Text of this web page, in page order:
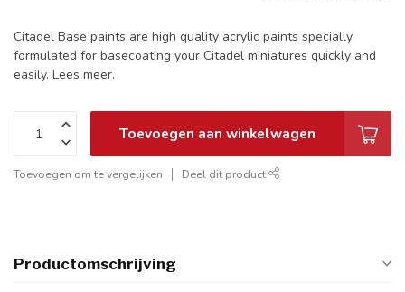
Citadel Base paints are high quality acrylic paints specially
formulated for basecoating your Citadel miniatures quickly and
easily. Lees meer.
Toevoegen aan winkelwagen
Toevoegen om te vergelijken Deel dit product
Productomschrijving